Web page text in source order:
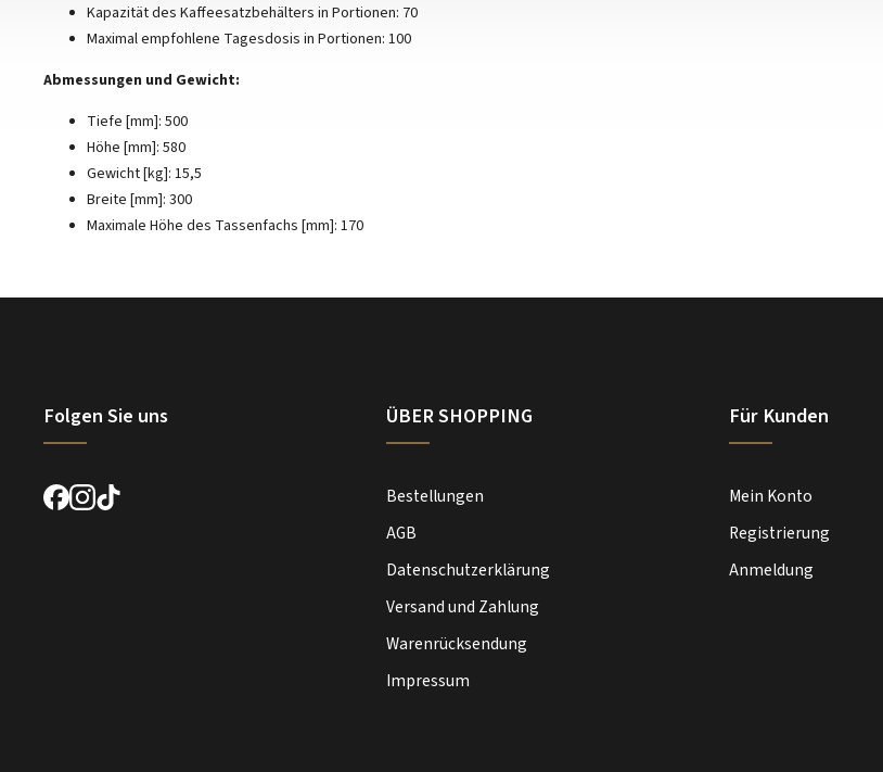
Kapazität des Kaffeesatzbehälters in Portionen: 70
Maximal empfohlene Tagesdosis in Portionen: 100
Abmessungen und Gewicht:
Tiefe [mm]: 500
Höhe [mm]: 580
Gewicht [kg]: 15,5
Breite [mm]: 300
Maximale Höhe des Tassenfachs [mm]: 170
Folgen Sie uns ÜBER SHOPPING
Bestellungen
AGB
Datenschutzerklärung
Versand und Zahlung
Warenrücksendung
Impressum
Für Kunden
Mein Konto
Registrierung
Anmeldung